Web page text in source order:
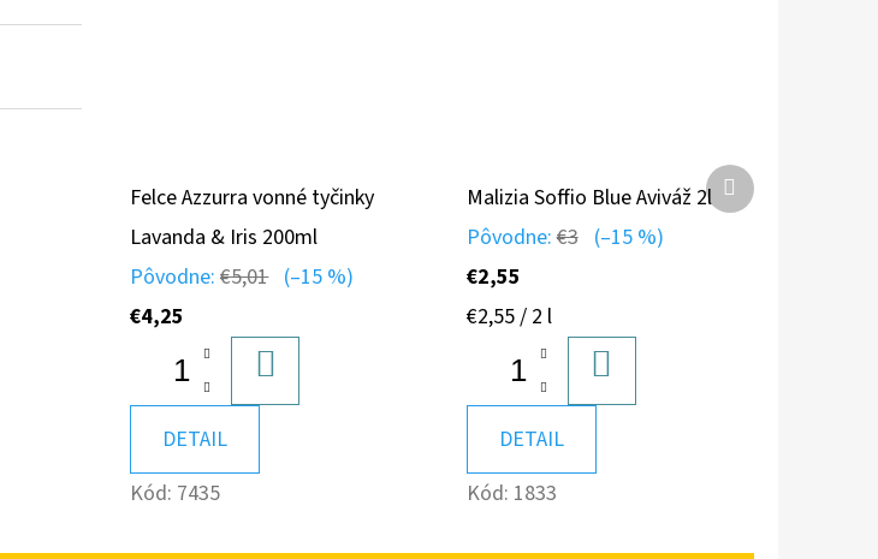
Felce Azzurra vonné tyčinky
Lavanda & Iris 200ml
Pôvodne:€5,01 (–15 %)
€4,25
KOŠÍKA
DETAIL
Kód: 7435
Malizia Soffio Blue Aviváž 2l
Pôvodne:€3 (–15 %)
€2,55
Jednotková
€2,55 / 2 l
KOŠÍKA
DETAIL
Kód: 1833
Ďalší
produkt